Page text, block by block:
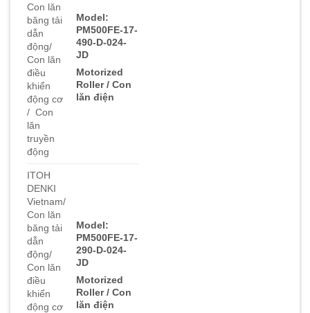
Con lăn
băng tải
dẫn
động/
Con lăn
điều
khiển
động cơ
/ Con
lăn
truyền
động
Model:
PM500FE-17-
490-D-024-
JD
Motorized
Roller / Con
lăn điện
ITOH
DENKI
Vietnam/
Con lăn
băng tải
dẫn
động/
Con lăn
điều
khiển
động cơ
Model:
PM500FE-17-
290-D-024-
JD
Motorized
Roller / Con
lăn điện